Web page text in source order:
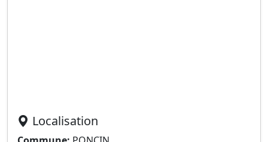
Localisation